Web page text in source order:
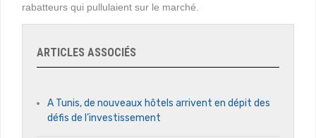
rabatteurs qui pullulaient sur le marché.
ARTICLES ASSOCIÉS
A Tunis, de nouveaux hôtels arrivent en dépit des
défis de l’investissement